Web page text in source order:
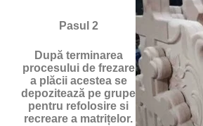
Pasul 2
După terminarea
procesului de frezare
a plăcii acestea se
depozitează pe grupe
pentru refolosire si
recreare a matrițelor.